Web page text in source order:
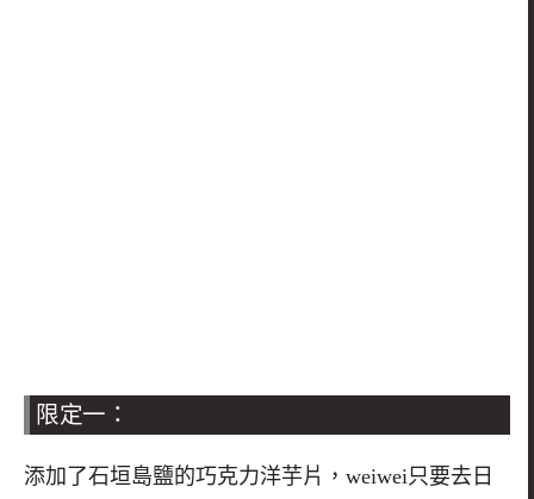
限定一：
添加了石垣島鹽的巧克力洋芋片，weiwei只要去日